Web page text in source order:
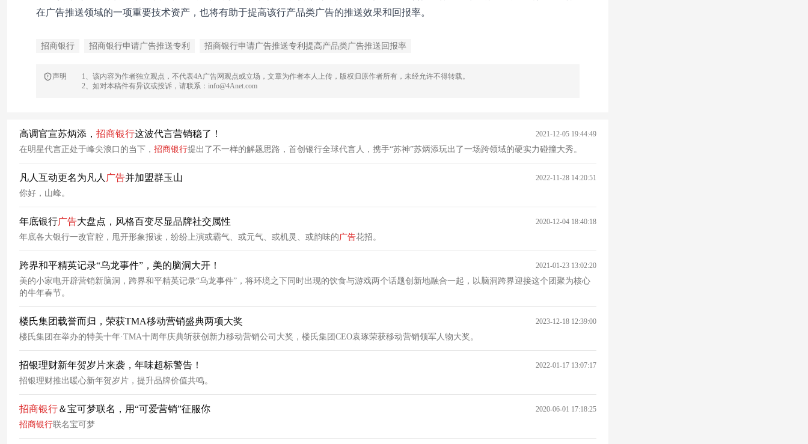
在广告推送领域的一项重要技术资产，也将有助于提高该行产品类广告的推送效果和回报率。
招商银行 招商银行申请广告推送专利 招商银行申请广告推送专利提高产品类广告推送回报率
声明
1、该内容为作者独立观点，不代表4A广告网观点或立场，文章为作者本人上传，版权归原作者所有，未经允许不得转载。
2、如对本稿件有异议或投诉，请联系：info@4Anet.com
高调官宣苏炳添， 招商银行这波代言营销稳了！ 2021-12-05 19:44:49
在明星代言正处于峰尖浪口的当下， 招商银行提出了不一样的解题思路，首创银行全球代言人，携手“苏神”苏炳添玩出了一场跨领域的硬实力碰撞大秀。
凡人互动更名为凡人 广告并加盟群玉山 2022-11-28 14:20:51
你好，山峰。
年底银行广告大盘点，风格百变尽显品牌社交属性 2020-12-04 18:40:18
年底各大银行一改官腔，甩开形象报读，纷纷上演或霸气、或元气、或机灵、或韵味的广告花招。
跨界和平精英记录“乌龙事件”，美的脑洞大开！ 2021-01-23 13:02:20
美的小家电开辟营销新脑洞，跨界和平精英记录“乌龙事件”，将环境之下同时出现的饮食与游戏两个话题创新地融合一起，以脑洞跨界迎接这个团聚为核心
的牛年春节。
楼氏集团载誉而归，荣获TMA移动营销盛典两项大奖 2023-12-18 12:39:00
楼氏集团在举办的特美十年·TMA十周年庆典斩获创新力移动营销公司大奖，楼氏集团CEO袁琢荣获移动营销领军人物大奖。
招银理财新年贺岁片来袭，年味超标警告！ 2022-01-17 13:07:17
招银理财推出暖心新年贺岁片，提升品牌价值共鸣。
招商银行＆宝可梦联名，用“可爱营销”征服你 2020-06-01 17:18:25
招商银行联名宝可梦